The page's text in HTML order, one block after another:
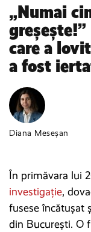
„Numai
care a
a fost
Diana Meseșan
În primăvara lui
investigație,
fusese încătușat
din București. O